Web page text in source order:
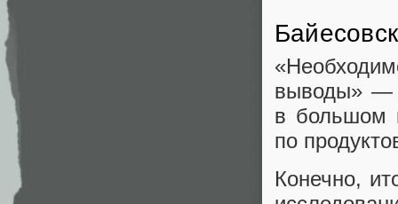
выводы» —
в большом
по
Конечно,